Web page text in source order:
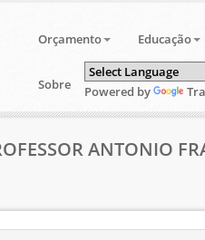
Orçamento Educação
Sobre Powered by
ANTONIO